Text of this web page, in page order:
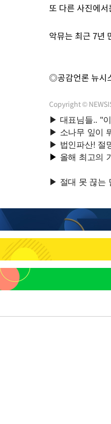
또 다른 사진에
악뮤는 최근 7년
◎공감언론 뉴시
Copyright ©